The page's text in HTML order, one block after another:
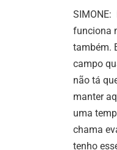
SIMONE:
funciona
também.
campo
não tá
manter
uma
chama
tenho